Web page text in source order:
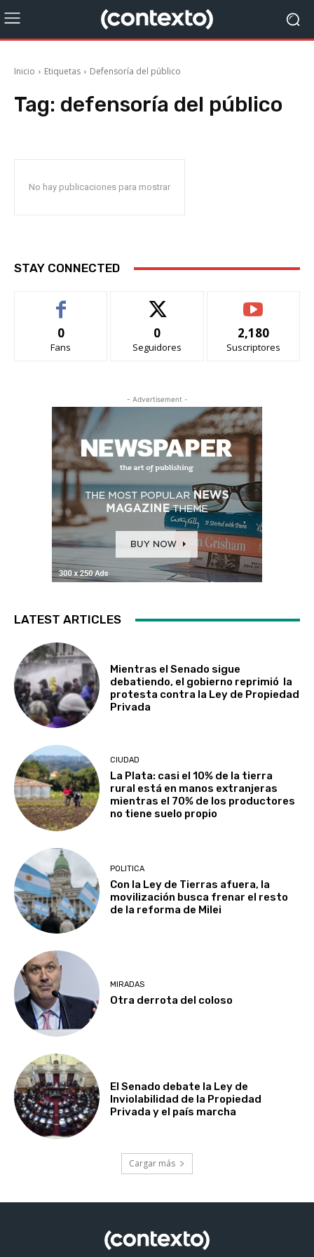
Inicio Etiquetas Defensoría del público
Tag: defensoría del público
No hay publicaciones para mostrar
STAY CONNECTED
0
Fans
0
Seguidores
2,180
Suscriptores
- Advertisement -
LATEST ARTICLES
Mientras el Senado sigue
debatiendo, el gobierno reprimió la
protesta contra la Ley de Propiedad
Privada
CIUDAD
La Plata: casi el 10% de la tierra
rural está en manos extranjeras
mientras el 70% de los productores
no tiene suelo propio
POLITICA
Con la Ley de Tierras afuera, la
movilización busca frenar el resto
de la reforma de Milei
MIRADAS
Otra derrota del coloso
El Senado debate la Ley de
Inviolabilidad de la Propiedad
Privada y el país marcha
Cargar más